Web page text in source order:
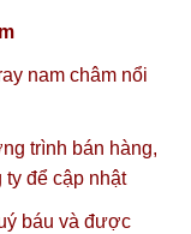
nam châm nổi
trình bán hàng,
ty để cập nhật
báu và được